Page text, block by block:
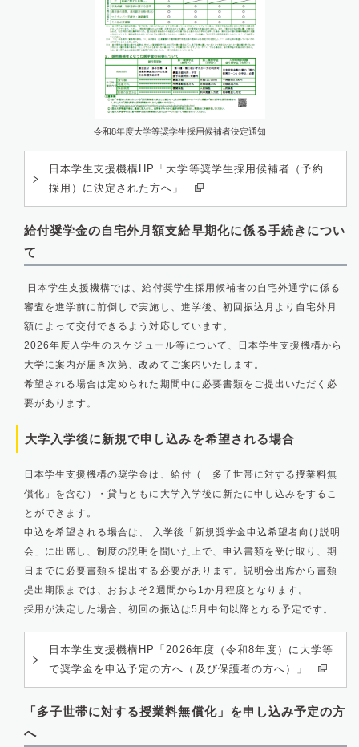
令和8年度大学等奨学生採用候補者決定通知
日本学生支援機構HP「大学等奨学生採用候補者（予約
採用）に決定された方へ」
給付奨学金の自宅外月額支給早期化に係る手続きについ
て
日本学生支援機構では、給付奨学生採用候補者の自宅外通学に係る
審査を進学前に前倒しで実施し、進学後、初回振込月より自宅外月
額によって交付できるよう対応しています。
2026年度入学生のスケジュール等について、日本学生支援機構から
大学に案内が届き次第、改めてご案内いたします。
希望される場合は定められた期間中に必要書類をご提出いただく必
要があります。
大学入学後に新規で申し込みを希望される場合
日本学生支援機構の奨学金は、給付（「多子世帯に対する授業料無
償化」を含む）・貸与ともに大学入学後に新たに申し込みをするこ
とができます。
申込を希望される場合は、 入学後「新規奨学金申込希望者向け説明
会」に出席し、制度の説明を聞いた上で、申込書類を受け取り、期
日までに必要書類を提出する必要があります。説明会出席から書類
提出期限までは、おおよそ2週間から1か月程度となります。
採用が決定した場合、初回の振込は5月中旬以降となる予定です。
日本学生支援機構HP「2026年度（令和8年度）に大学等
で奨学金を申込予定の方へ（及び保護者の方へ）」
「多子世帯に対する授業料無償化」を申し込み予定の方
へ